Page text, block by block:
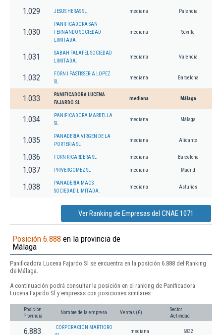
1.029 JESUS HERAS SL mediana Palencia
1.030
PANIFICADORA SAN
FERNANDO SOCIEDAD
LIMITADA
mediana Sevilla
1.031
SABAH FALAFEL SOCIEDAD
LIMITADA.
mediana Valencia
1.032
FORN I PASTISSERIA LOPEZ
SL
mediana Barcelona
1.033
PANIFICADORA LUCENA
FAJARDO SL
mediana Málaga
1.034
PANIFICADORA MARBELLA
SL
mediana Málaga
1.035
PANADERIA VIRGEN DE LA
PORTERIA SL
mediana Alicante
1.036 FORN RICARDERA SL mediana Barcelona
1.037 PRIVERGOMEZ SL mediana Madrid
1.038
PANADERIA MAOS
SOCIEDAD LIMITADA.
mediana Asturias
Ver Ranking de Empresas del CNAE 1071
Posición 6.888 en la provincia de
Málaga
Panificadora Lucena Fajardo Sl se encuentra en la posición 6.888 del Ranking
de Málaga.
A continuación podrá consultar la posición en el ranking de Panificadora
Lucena Fajardo Sl y empresas con posiciones similares:
Posición
Provincia
Nombre de la empresa Ventas (€)
Sector
Actividad
6.883
CORPORACION MARTIORO
mediana 6832